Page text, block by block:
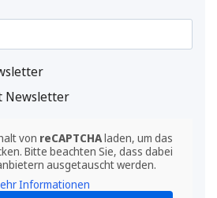
Newsletter
von reCAPTCHAladen, um das
Bitte beachten Sie, dass dabei
ausgetauscht werden.
Informationen